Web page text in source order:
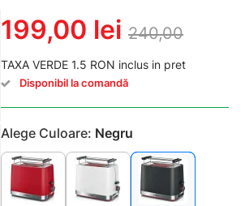
199,00 lei 240,00
TAXA VERDE 1.5 RON inclus in pret
Disponibil la comandă
Alege Culoare: Negru